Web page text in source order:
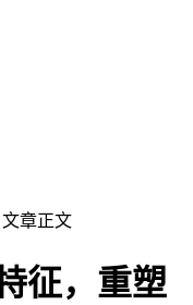
章正文
征，重塑